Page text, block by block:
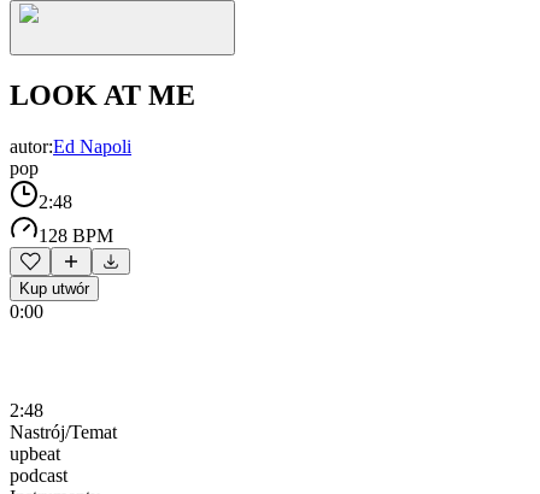
LOOK AT ME
autor:Ed Napoli
pop
2:48
128 BPM
Kup utwór
0:00
2:48
Nastrój/Temat
upbeat
podcast